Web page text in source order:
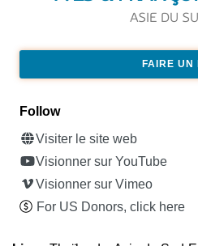
ASIE DU
FAIRE UN
Follow
Visiter le site web
Visionner sur YouTube
Visionner sur Vimeo
For US Donors, click here